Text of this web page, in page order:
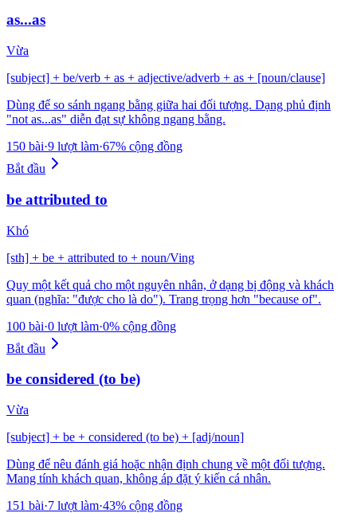
as...as
Vừa
[subject] + be/verb + as + adjective/adverb + as + [noun/clause]
Dùng để so sánh ngang bằng giữa hai đối tượng. Dạng phủ định
"not as...as" diễn đạt sự không ngang bằng.
150 bài·9 lượt làm·67% cộng đồng
Bắt đầu
be attributed to
Khó
[sth] + be + attributed to + noun/Ving
Quy một kết quả cho một nguyên nhân, ở dạng bị động và khách
quan (nghĩa: "được cho là do"). Trang trọng hơn "because of".
100 bài·0 lượt làm·0% cộng đồng
Bắt đầu
be considered (to be)
Vừa
[subject] + be + considered (to be) + [adj/noun]
Dùng để nêu đánh giá hoặc nhận định chung về một đối tượng.
Mang tính khách quan, không áp đặt ý kiến cá nhân.
151 bài·7 lượt làm·43% cộng đồng